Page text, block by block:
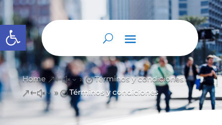
Abrir barra de herramientas
Home &#x39; Términos y condiciones
&#x39; Términos y condiciones